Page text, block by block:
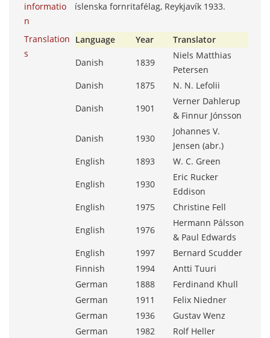
informatio
n
íslenska fornritafélag, Reykjavík 1933.
Translation
s
Language Year
Translator
Danish
1839
Niels Matthias
Petersen
Danish
1875
N. N. Lefolii
Danish
1901
Verner Dahlerup
& Finnur Jónsson
Danish
1930
Johannes V.
Jensen (abr.)
English
1893
W. C. Green
English
1930
Eric Rucker
Eddison
English
1975
Christine Fell
English
1976
Hermann Pálsson
& Paul Edwards
English
1997
Bernard Scudder
Finnish
1994
Antti Tuuri
German
1888
Ferdinand Khull
German
1911
Felix Niedner
German
1936
Gustav Wenz
German
1982
Rolf Heller